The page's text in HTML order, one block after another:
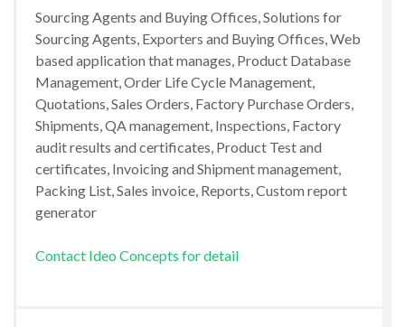
Sourcing Agents and Buying Offices, Solutions for
Sourcing Agents, Exporters and Buying Offices, Web
based application that manages, Product Database
Management, Order Life Cycle Management,
Quotations, Sales Orders, Factory Purchase Orders,
Shipments, QA management, Inspections, Factory
audit results and certificates, Product Test and
certificates, Invoicing and Shipment management,
Packing List, Sales invoice, Reports, Custom report
generator
Contact Ideo Concepts for detail